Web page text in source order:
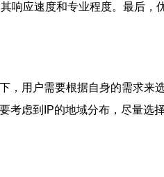
响应速度和专业程度。最后
用户需要根据自身的需求来
虑到IP的地域分布，尽量选